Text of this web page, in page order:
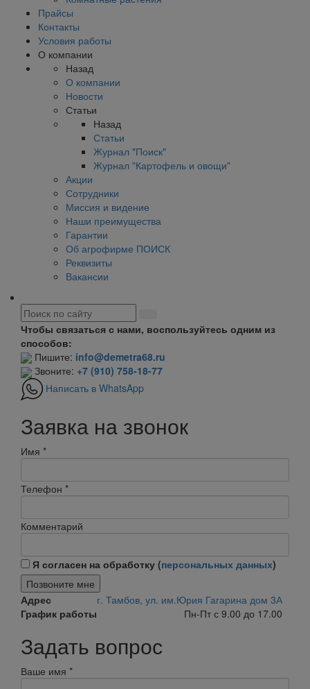
Прайсы
Контакты
Условия работы
О компании
Назад
О компании
Новости
Статьи
Назад
Статьи
Журнал "Поиск"
Журнал "Картофель и овощи"
Акции
Сотрудники
Миссия и видение
Наши преимущества
Гарантии
Об агрофирме ПОИСК
Реквизиты
Вакансии
Чтобы связаться с нами, воспользуйтесь одним из
способов:
Пишите: info@demetra68.ru
Звоните: +7 (910) 758-18-77
Написать в WhatsApp
Заявка на звонок
Имя *
Телефон *
Комментарий
Я согласен на обработку (персональных данных)
Позвоните мне
Адрес
г. Тамбов, ул. им.Юрия Гагарина дом 3А
График работы
Пн-Пт с 9.00 до 17.00
Задать вопрос
Ваше имя *